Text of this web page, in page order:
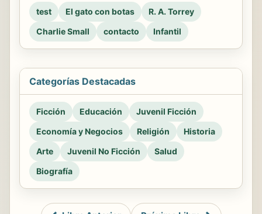
test El gato con botas
R. A. Torrey
Charlie Small
contacto Infantil
Categorías Destacadas
Ficción Educación
Juvenil Ficción
Economía y Negocios
Religión
Historia
Arte
Juvenil No Ficción
Salud
Biografía